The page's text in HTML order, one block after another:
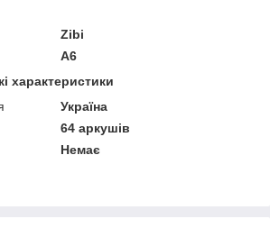
Zibi
A6
характеристики
Україна
64 аркушів
Немає